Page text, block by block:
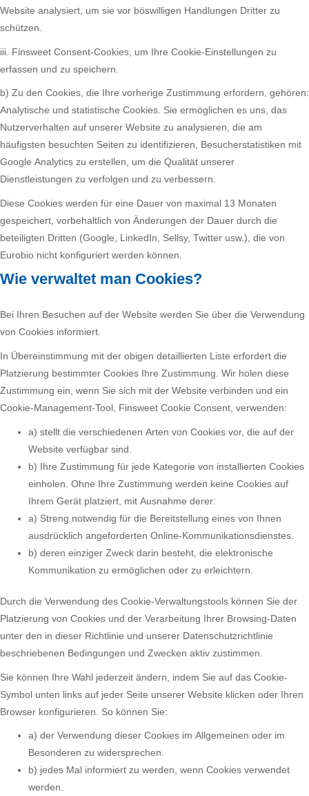
Website analysiert, um sie vor böswilligen Handlungen Dritter zu
schützen.
iii. Finsweet Consent-Cookies, um Ihre Cookie-Einstellungen zu
erfassen und zu speichern.
b) Zu den Cookies, die Ihre vorherige Zustimmung erfordern, gehören:
Analytische und statistische Cookies. Sie ermöglichen es uns, das
Nutzerverhalten auf unserer Website zu analysieren, die am
häufigsten besuchten Seiten zu identifizieren, Besucherstatistiken mit
Google Analytics zu erstellen, um die Qualität unserer
Dienstleistungen zu verfolgen und zu verbessern.
Diese Cookies werden für eine Dauer von maximal 13 Monaten
gespeichert, vorbehaltlich von Änderungen der Dauer durch die
beteiligten Dritten (Google, LinkedIn, Sellsy, Twitter usw.), die von
Eurobio nicht konfiguriert werden können.
Wie verwaltet man Cookies?
Bei Ihren Besuchen auf der Website werden Sie über die Verwendung
von Cookies informiert.
In Übereinstimmung mit der obigen detaillierten Liste erfordert die
Platzierung bestimmter Cookies Ihre Zustimmung. Wir holen diese
Zustimmung ein, wenn Sie sich mit der Website verbinden und ein
Cookie-Management-Tool, Finsweet Cookie Consent, verwenden:
a) stellt die verschiedenen Arten von Cookies vor, die auf der
Website verfügbar sind.
b) Ihre Zustimmung für jede Kategorie von installierten Cookies
einholen. Ohne Ihre Zustimmung werden keine Cookies auf
Ihrem Gerät platziert, mit Ausnahme derer:
a) Streng notwendig für die Bereitstellung eines von Ihnen
ausdrücklich angeforderten Online-Kommunikationsdienstes.
b) deren einziger Zweck darin besteht, die elektronische
Kommunikation zu ermöglichen oder zu erleichtern.
Durch die Verwendung des Cookie-Verwaltungstools können Sie der
Platzierung von Cookies und der Verarbeitung Ihrer Browsing-Daten
unter den in dieser Richtlinie und unserer Datenschutzrichtlinie
beschriebenen Bedingungen und Zwecken aktiv zustimmen.
Sie können Ihre Wahl jederzeit ändern, indem Sie auf das Cookie-
Symbol unten links auf jeder Seite unserer Website klicken oder Ihren
Browser konfigurieren. So können Sie:
a) der Verwendung dieser Cookies im Allgemeinen oder im
Besonderen zu widersprechen.
b) jedes Mal informiert zu werden, wenn Cookies verwendet
werden.